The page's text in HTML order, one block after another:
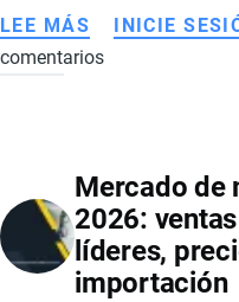
LEE MÁS SOBRE
PLAN
INTEGRAL
2025-
2029:
LA
INICIE
comentarios
Mercado de
2026:
líderes,
importación